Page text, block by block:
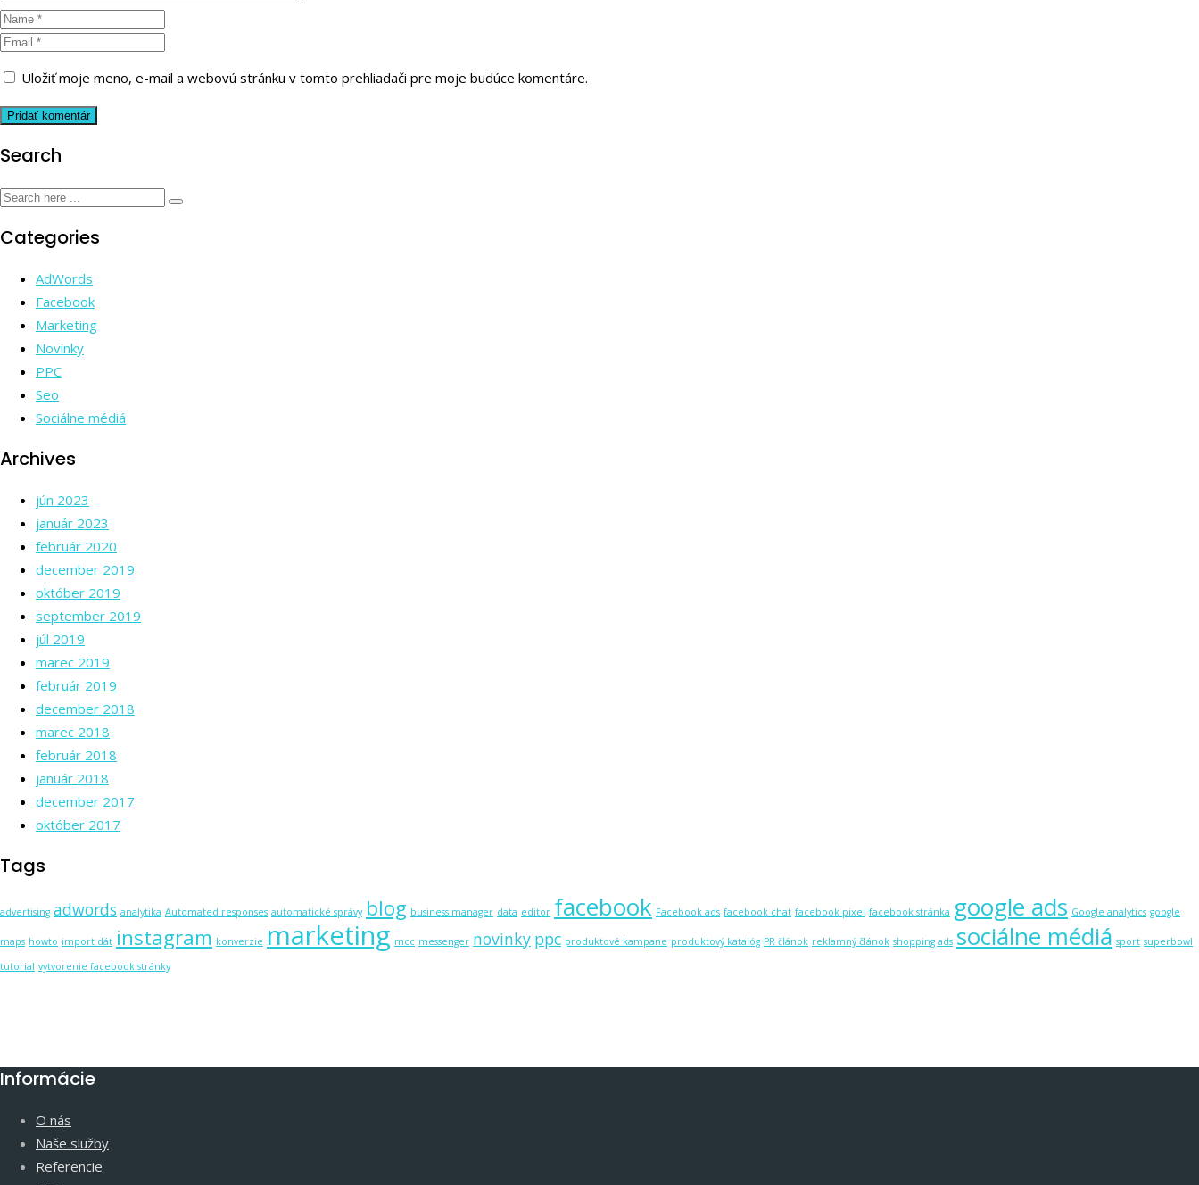
Uložiť moje meno, e-mail a webovú stránku v tomto prehliadači pre moje budúce komentáre.
Search
Categories
AdWords
Facebook
Marketing
Novinky
PPC
Seo
Sociálne médiá
Archives
jún 2023
január 2023
február 2020
december 2019
október 2019
september 2019
júl 2019
marec 2019
február 2019
december 2018
marec 2018
február 2018
január 2018
december 2017
október 2017
Tags
advertising adwords analytika Automated responses automatické správy blog business manager data editor facebook Facebook ads facebook chat facebook pixel facebook stránka google ads Google analytics google
maps howto import dát instagram konverzie marketing mcc messenger novinky ppc produktové kampane produktový katalóg PR článok reklamný článok shopping ads sociálne médiá sport superbowl
tutorial vytvorenie facebook stránky
Informácie
O nás
Naše služby
Referencie